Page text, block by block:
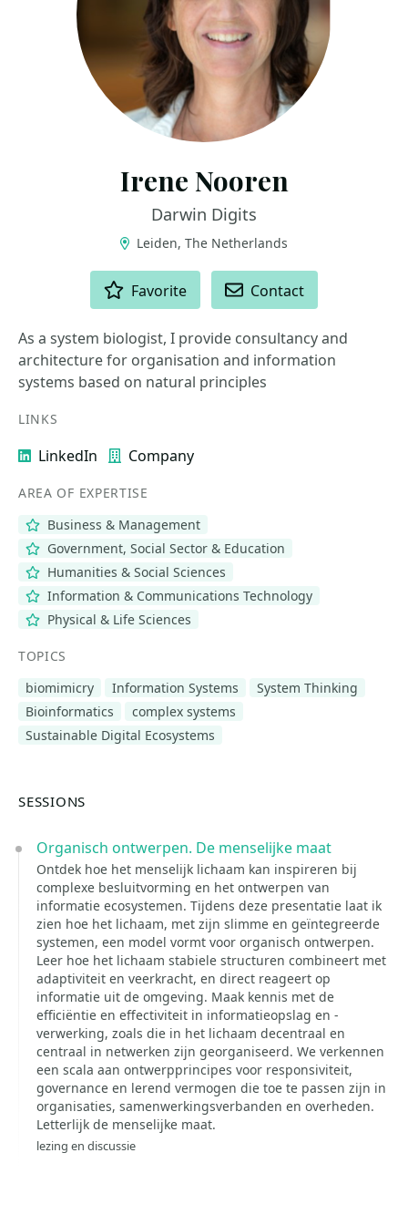
Irene Nooren
Darwin Digits
Leiden, The Netherlands
Favorite Contact
As a system biologist, I provide consultancy and
architecture for organisation and information
systems based on natural principles
LINKS
LinkedIn Company
AREA OF EXPERTISE
Business & Management
Government, Social Sector & Education
Humanities & Social Sciences
Information & Communications Technology
Physical & Life Sciences
TOPICS
biomimicry
Information Systems
System Thinking
Bioinformatics
complex systems
Sustainable Digital Ecosystems
SESSIONS
Organisch ontwerpen. De menselijke maat
Ontdek hoe het menselijk lichaam kan inspireren bij
complexe besluitvorming en het ontwerpen van
informatie ecosystemen. Tijdens deze presentatie laat ik
zien hoe het lichaam, met zijn slimme en geïntegreerde
systemen, een model vormt voor organisch ontwerpen.
Leer hoe het lichaam stabiele structuren combineert met
adaptiviteit en veerkracht, en direct reageert op
informatie uit de omgeving. Maak kennis met de
efficiëntie en effectiviteit in informatieopslag en -
verwerking, zoals die in het lichaam decentraal en
centraal in netwerken zijn georganiseerd. We verkennen
een scala aan ontwerpprincipes voor responsiviteit,
governance en lerend vermogen die toe te passen zijn in
organisaties, samenwerkingsverbanden en overheden.
Letterlijk de menselijke maat.
lezing en discussie